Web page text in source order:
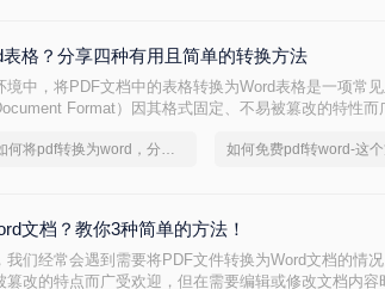
格？分享四种有用且简单的转换方法
境中，将PDF文档中的表格转换为Word表格是一项常
Format）因其格式固定、不易被篡改的特性而
格呢？本文将深入探讨几种将PDF表格转换为Word表
如何将pdf转换为word，分享一种简单的方法
文档？教你3种简单的方法！
我们经常会遇到需要将PDF文件转换为Word文档的情
篡改的特点而广受欢迎，但在需要编辑或修改文档内容